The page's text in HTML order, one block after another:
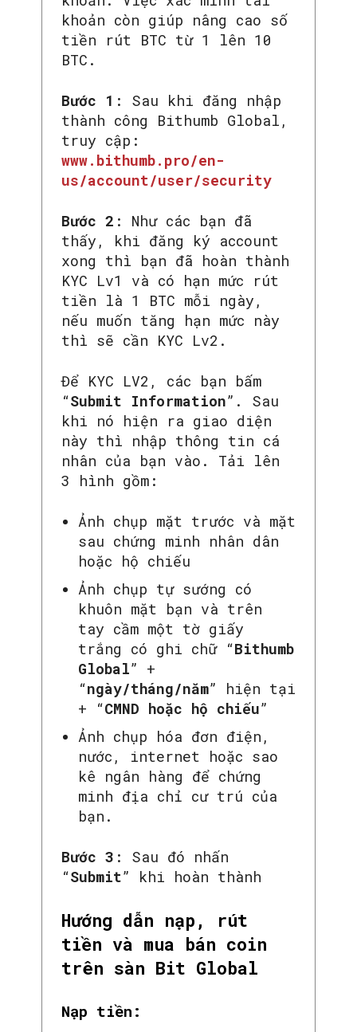
khoản còn giúp nâng cao số
tiền rút BTC từ 1 lên 10
BTC.
Bước 1 : Sau khi đăng nhập
thành công Bithumb Global,
truy cập:
www.bithumb.pro/en-
us/account/user/security
Bước 2 : Như các bạn đã
thấy, khi đăng ký account
xong thì bạn đã hoàn thành
KYC Lv1 và có hạn mức rút
tiền là 1 BTC mỗi ngày,
nếu muốn tăng hạn mức này
thì sẽ cần KYC Lv2.
Để KYC LV2, các bạn bấm
“Submit Information”. Sau
khi nó hiện ra giao diện
này thì nhập thông tin cá
nhân của bạn vào. Tải lên
3 hình gồm:
Ảnh chụp mặt trước và mặt
sau chứng minh nhân dân
hoặc hộ chiếu
Ảnh chụp tự sướng có
khuôn mặt bạn và trên
tay cầm một tờ giấy
trắng có ghi chữ “Bithumb
Global” +
“ngày/tháng/năm” hiện tại
+ “CMND hoặc hộ chiếu”
Ảnh chụp hóa đơn điện,
nước, internet hoặc sao
kê ngân hàng để chứng
minh địa chỉ cư trú của
bạn.
Bước 3 : Sau đó nhấn
“Submit” khi hoàn thành
Hướng dẫn nạp, rút
tiền và mua bán coin
trên sàn Bit Global
Nạp tiền: